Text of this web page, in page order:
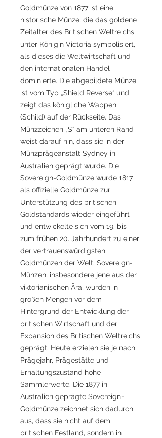
Goldmünze von 1877 ist eine
historische Münze, die das goldene
Zeitalter des Britischen Weltreichs
unter Königin Victoria symbolisiert,
als dieses die Weltwirtschaft und
den internationalen Handel
dominierte. Die abgebildete Münze
ist vom Typ „Shield Reverse“ und
zeigt das königliche Wappen
(Schild) auf der Rückseite. Das
Münzzeichen „S“ am unteren Rand
weist darauf hin, dass sie in der
Münzprägeanstalt Sydney in
Australien geprägt wurde. Die
Sovereign-Goldmünze wurde 1817
als offizielle Goldmünze zur
Unterstützung des britischen
Goldstandards wieder eingeführt
und entwickelte sich vom 19. bis
zum frühen 20. Jahrhundert zu einer
der vertrauenswürdigsten
Goldmünzen der Welt. Sovereign-
Münzen, insbesondere jene aus der
viktorianischen Ära, wurden in
großen Mengen vor dem
Hintergrund der Entwicklung der
britischen Wirtschaft und der
Expansion des Britischen Weltreichs
geprägt. Heute erzielen sie je nach
Prägejahr, Prägestätte und
Erhaltungszustand hohe
Sammlerwerte. Die 1877 in
Australien geprägte Sovereign-
Goldmünze zeichnet sich dadurch
aus, dass sie nicht auf dem
britischen Festland, sondern in